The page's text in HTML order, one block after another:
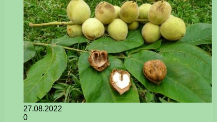
27.08.2022
0